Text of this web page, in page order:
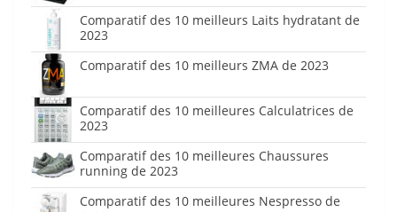
Comparatif des 10 meilleurs Laits hydratant de
2023
Comparatif des 10 meilleurs ZMA de 2023
Comparatif des 10 meilleures Calculatrices de
2023
Comparatif des 10 meilleures Chaussures
running de 2023
Comparatif des 10 meilleures Nespresso de